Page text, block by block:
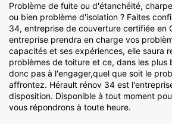
Problème de fuite ou d'étanchéité,
ou bien problème d'isolation ? Faites
34, entreprise de couverture certifiée en
entreprise prendra en charge vos
capacités et ses expériences, elle saura
problèmes de toiture et ce, dans les plus
donc pas à l'engager,quel que soit le
affrontez. Hérault rénov 34 est
disposition. Disponible à tout moment
vous répondrons à toute heure.